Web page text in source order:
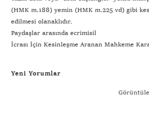
(HMK m.188) yemin (HMK m.225 vd) gibi
edilmesi olanaklıdır.
Paydaşlar arasında ecrimisil
İcrası İçin Kesinleşme Aranan Mahkeme
Yeni Yorumlar